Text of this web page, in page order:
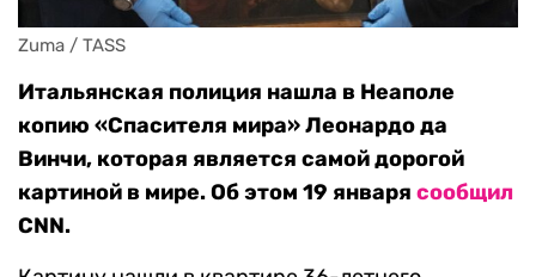
Zuma / TASS
Итальянская полиция нашла в Неаполе
копию «Спасителя мира» Леонардо да
Винчи, которая является самой дорогой
картиной в мире. Об этом 19 января сообщил
CNN.